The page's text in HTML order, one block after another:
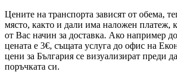
Цените на транспорта зависят от обема,
място, както и дали има наложен платеж,
от Вас начин за доставка. Ако например
цената е 3€, същата услуга до офис на
цени за България се визуализират преди
поръчката си.